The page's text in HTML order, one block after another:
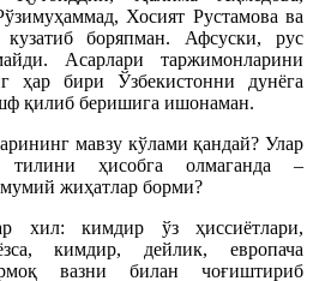
Хосият Рустамова ва
боряпман. Афсуски, рус
Асарлари таржимонларини
ҳар бири Ўзбекистонни дунёга
қилиб беришига ишонаман.
мавзу кўлами қандай? Улар
ҳисобга олмаганда –
жиҳатлар борми?
хил: кимдир ўз ҳиссиётлари,
кимдир, дейлик, европача
вазни билан чоғиштириб